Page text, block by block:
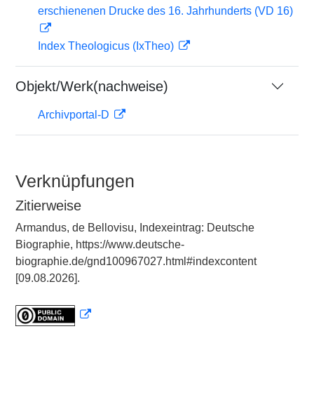
erschienenen Drucke des 16. Jahrhunderts (VD 16)
Index Theologicus (IxTheo)
Objekt/Werk(nachweise)
Archivportal-D
Verknüpfungen
Zitierweise
Armandus, de Bellovisu, Indexeintrag: Deutsche
Biographie, https://www.deutsche-
biographie.de/gnd100967027.html#indexcontent
[09.08.2026].